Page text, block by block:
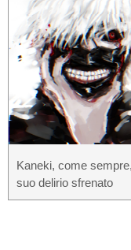
Kaneki, come
suo delirio sfrenato